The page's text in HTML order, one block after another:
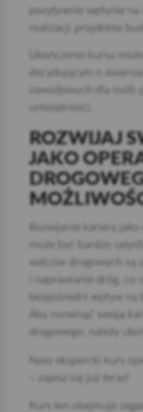
pozytywnie wpłynie
realizacji projektów
decydującym o
zawodowych dla osób
ROZWIJAJ
JAKO
Rozwijanie kariery
może być bardzo
walców drogowych są
i naprawianie dróg, co
bezpośredni wpływ na
Aby rozwinąć swoją
drogowego, należy
Nasz ekspercki kurs
– zapisz się już teraz!
Kurs ten obejmuje